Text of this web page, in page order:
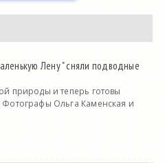
Лену " сняли подводные
природы и теперь готовы
Ольга Каменская и